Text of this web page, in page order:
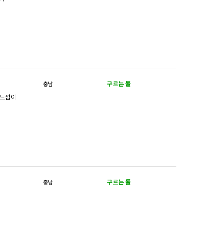
낌이
충남 구르는 돌
충남 구르는 돌